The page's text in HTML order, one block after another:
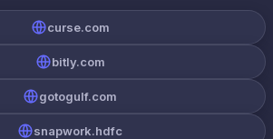
curse.com
bitly.com
gotogulf.com
snapwork.hdfc